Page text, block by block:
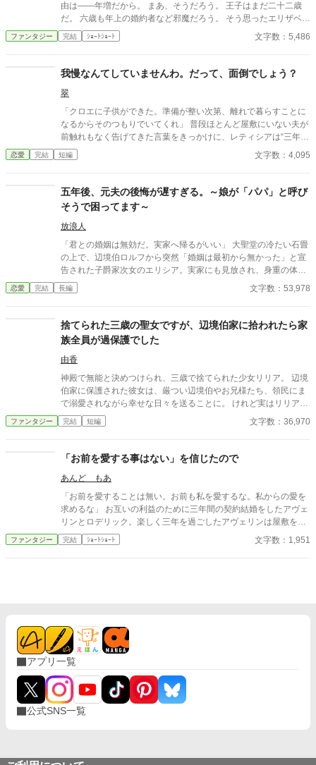
由は――年増だから。 まあ、そうだろう。 王子はまだ二十二歳
だ。 六歳も年上の婚約者など邪魔だろう。 そう思ったエリザベー
トは、あっさり身を引くことにした。 ところが。 「エリザベー
ト！ 逃げるな！」 なぜか婚約破棄した本人である王子が、全力
よね？」 「そうだ！」 「ではなぜ追いかけてくるのですか」
「好きだからだ！」 「最初からそう言ってください！」 婚約破棄
された年増令嬢と、溺愛王子のギャグ気味ラブコメ。
ファンタジー 完結 ｼｮｰﾄｼｮｰﾄ 文字数：5,486
我慢なんてしていませんわ。だって、面倒でしょう？
翠
「クロエに子供ができた。準備が整い次第、離れで暮らすことに
なるからそのつもりでいてくれ」 普段ほとんど屋敷にいない夫が
前触れもなく告げてきた言葉をきっかけに、レティシアは“三年
間”の契約を終わらせることにした。 赤の他人を屋敷に迎えるこ
とはしない。 不要なものに感情を砕く理由などない。 「だって、
切り捨ててしまいましょう。
恋愛 完結 短編 文字数：4,095
五年後、元夫の後悔が遅すぎる。～娘が「パパ」と呼び
そうで困ってます～
放浪人
「君との婚姻は無効だ。実家へ帰るがいい」 大聖堂の冷たい石畳
の上で、辺境伯ロルフから突然「婚姻は最初から無かった」と宣
告された子爵家次女のエリシア。実家にも見放され、身重の体で
王都の旧市街へ追放された彼女は、絶望のどん底で愛娘クララを
出産する。 生き抜くために針と糸を握ったエリシアは、持ち前の
として立ち上がる。施しではなく「仕事」として正当な対価を払
い、決して土足で踏み込んでこない救恤院の監督官リュシアンの
温かい優しさに触れエリシアは少しずつ人間らしい心と笑顔を取
り戻していった。 しかし五年後。辺境を襲った疫病を救うための
緊急要請を通じ、エリシアは冷酷だった元夫ロルフと再会してし
まう。しかも隣にいる娘の青い瞳は彼と瓜二つだった。 「すまな
い。私は父としての責任を果たす」 かつての合理主義の塊だった
元夫は、自らの過ちを深く悔い、家の権益を捨ててでも母子を守
る「強固な盾」になろうとする。娘のクララもまた、危機から救
された関係が元に戻ることは絶対にない。エリシアが真の伴侶と
して選ぶのは、凍えた心を溶かし、温かい日常を共に歩んでくれ
性が母として力強く成長し誰にも脅かされることのない「本物の
家族」と「静かで確かな幸福」を自分の手で選び取るまでの物
語。
恋愛 完結 長編 文字数：53,978
捨てられた三歳の聖女ですが、辺境伯家に拾われたら家
族全員が過保護でした
由香
神殿で無能と決めつけられ、三歳で捨てられた少女リリア。 辺境
伯家に保護された彼女は、厳つい辺境伯やお兄様たち、領民にま
で溺愛されながら幸せな日々を送ることに。 けれど実はリリア
は、数百年に一人現れる伝説級の聖女だった。 これは捨てられた
幼女聖女が、たくさんの愛に包まれながら成長していく物語。
ファンタジー 完結 短編 文字数：36,970
「お前を愛する事はない」を信じたので
あんど もあ
「お前を愛することは無い。お前も私を愛するな。私からの愛を
求めるな」 お互いの利益のために三年間の契約結婚をしたアヴェ
リンとロデリック。楽しく三年を過ごしたアヴェリンは屋敷を出
ていこうとするのだが……。
ファンタジー 完結 ｼｮｰﾄｼｮｰﾄ 文字数：1,951
アプリ一覧
公式SNS一覧